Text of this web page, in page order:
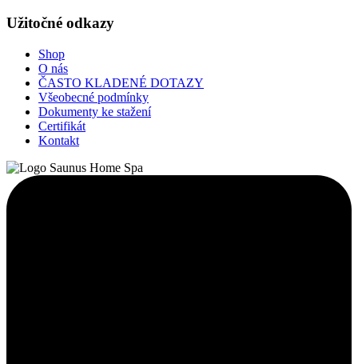
Užitočné odkazy
Shop
O nás
ČASTO KLADENÉ DOTAZY
Všeobecné podmínky
Dokumenty ke stažení
Certifikát
Kontakt
Facebook